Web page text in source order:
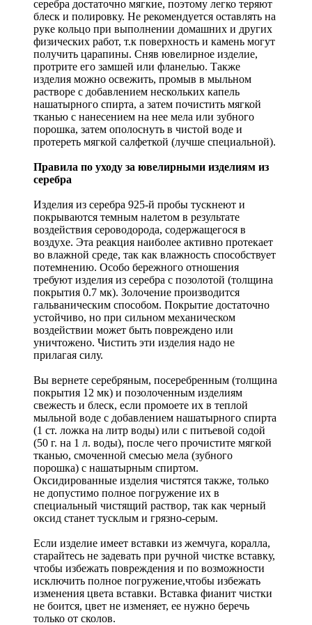
серебра достаточно мягкие, поэтому легко теряют
блеск и полировку. Не рекомендуется оставлять на
руке кольцо при выполнении домашних и других
физических работ, т.к поверхность и камень могут
получить царапины. Сняв ювелирное изделие,
протрите его замшей или фланелью. Также
изделия можно освежить, промыв в мыльном
растворе с добавлением нескольких капель
нашатырного спирта, а затем почистить мягкой
тканью с нанесением на нее мела или зубного
порошка, затем ополоснуть в чистой воде и
протереть мягкой салфеткой (лучше специальной).
Правила по уходу за ювелирными изделиям из
серебра
Изделия из серебра 925-й пробы тускнеют и
покрываются темным налетом в результате
воздействия сероводорода, содержащегося в
воздухе. Эта реакция наиболее активно протекает
во влажной среде, так как влажность способствует
потемнению. Особо бережного отношения
требуют изделия из серебра с позолотой (толщина
покрытия 0.7 мк). Золочение производится
гальваническим способом. Покрытие достаточно
устойчиво, но при сильном механическом
воздействии может быть повреждено или
уничтожено. Чистить эти изделия надо не
прилагая силу.
Вы вернете серебряным, посеребренным (толщина
покрытия 12 мк) и позолоченным изделиям
свежесть и блеск, если промоете их в теплой
мыльной воде с добавлением нашатырного спирта
(1 ст. ложка на литр воды) или с питьевой содой
(50 г. на 1 л. воды), после чего прочистите мягкой
тканью, смоченной смесью мела (зубного
порошка) с нашатырным спиртом.
Оксидированные изделия чистятся также, только
не допустимо полное погружение их в
специальный чистящий раствор, так как черный
оксид станет тусклым и грязно-серым.
Если изделие имеет вставки из жемчуга, коралла,
старайтесь не задевать при ручной чистке вставку,
чтобы избежать повреждения и по возможности
исключить полное погружение,чтобы избежать
изменения цвета вставки. Вставка фианит чистки
не боится, цвет не изменяет, ее нужно беречь
только от сколов.